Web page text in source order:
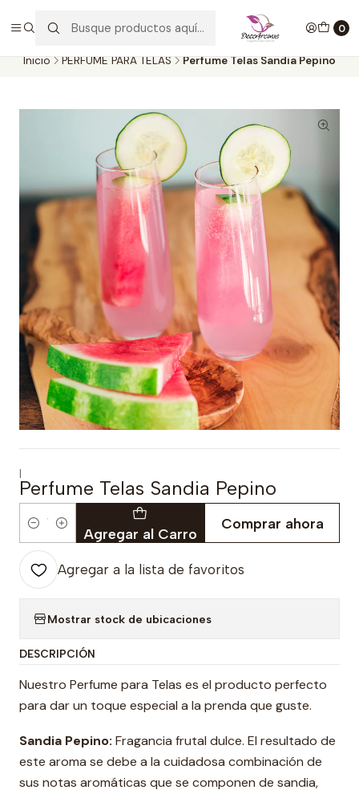
0
Envío GRATIS por compras desde $30.000. SOLO en la provincia de
SANTIAGO. (EXCLUYE CLIENTES MAYORISTAS))
Inicio PERFUME PARA TELAS Perfume Telas Sandia Pepino
|
Perfume Telas Sandia Pepino
Cantidad Agregar al Carro
Comprar ahora
Agregar a la lista de favoritos
Mostrar stock de ubicaciones
DESCRIPCIÓN
Nuestro Perfume para Telas es el producto perfecto
para dar un toque especial a la prenda que guste.
Sandia Pepino: Fragancia frutal dulce. El resultado de
este aroma se debe a la cuidadosa combinación de
sus notas aromáticas que se componen de sandia,